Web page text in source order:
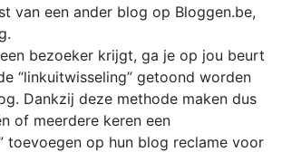
van een ander blog op Bloggen.be,
bezoeker krijgt, ga je op jou beurt
“linkuitwisseling” getoond worden
Dankzij deze methode maken dus
of meerdere keren een
toevoegen op hun blog reclame voor